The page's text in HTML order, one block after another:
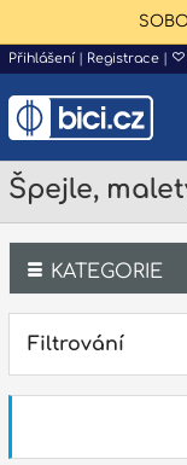
Přihlášení | Registrace |
Špejle,
KATEGORIE
Klávesy
Filtrování